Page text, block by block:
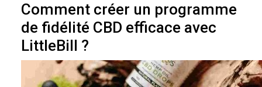
Comment créer un programme
de fidélité CBD efficace avec
LittleBill ?